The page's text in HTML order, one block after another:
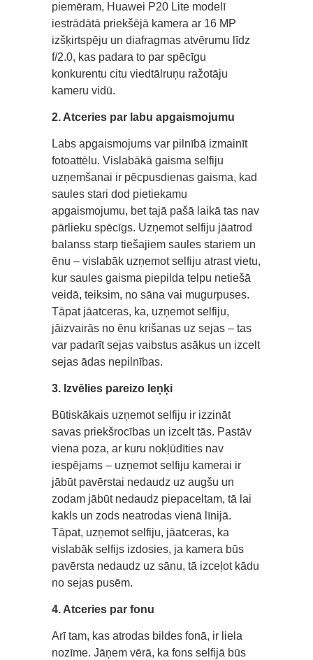
piemēram, Huawei P20 Lite modelī
iestrādātā priekšējā kamera ar 16 MP
izšķirtspēju un diafragmas atvērumu līdz
f/2.0, kas padara to par spēcīgu
konkurentu citu viedtālruņu ražotāju
kameru vidū.
2. Atceries par labu apgaismojumu
Labs apgaismojums var pilnībā izmainīt
fotoattēlu. Vislabākā gaisma selfiju
uzņemšanai ir pēcpusdienas gaisma, kad
saules stari dod pietiekamu
apgaismojumu, bet tajā pašā laikā tas nav
pārlieku spēcīgs. Uzņemot selfiju jāatrod
balanss starp tiešajiem saules stariem un
ēnu – vislabāk uzņemot selfiju atrast vietu,
kur saules gaisma piepilda telpu netiešā
veidā, teiksim, no sāna vai mugurpuses.
Tāpat jāatceras, ka, uzņemot selfiju,
jāizvairās no ēnu krišanas uz sejas – tas
var padarīt sejas vaibstus asākus un izcelt
sejas ādas nepilnības.
3. Izvēlies pareizo leņķi
Būtiskākais uzņemot selfiju ir izzināt
savas priekšrocības un izcelt tās. Pastāv
viena poza, ar kuru nokļūdīties nav
iespējams – uzņemot selfiju kamerai ir
jābūt pavērstai nedaudz uz augšu un
zodam jābūt nedaudz piepaceltam, tā lai
kakls un zods neatrodas vienā līnijā.
Tāpat, uzņemot selfiju, jāatceras, ka
vislabāk selfijs izdosies, ja kamera būs
pavērsta nedaudz uz sānu, tā izceļot kādu
no sejas pusēm.
4. Atceries par fonu
Arī tam, kas atrodas bildes fonā, ir liela
nozīme. Jāņem vērā, ka fons selfijā būs